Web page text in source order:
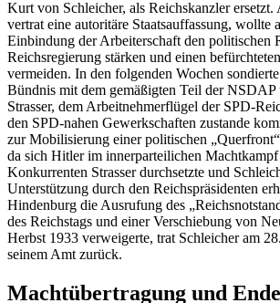
Kurt von Schleicher, als Reichskanzler ersetzt.
vertrat eine autoritäre Staatsauffassung, wollte
Einbindung der Arbeiterschaft den politischen
Reichsregierung stärken und einen
vermeiden. In den folgenden Wochen
Bündnis mit dem gemäßigten Teil der NSDAP
Strasser, dem Arbeitnehmerflügel der SPD-
den SPD-nahen Gewerkschaften zustande
zur Mobilisierung einer politischen
da sich Hitler im innerparteilichen Machtkampf
Konkurrenten Strasser durchsetzte und
Unterstützung durch den Reichspräsidenten
Hindenburg die Ausrufung des
des Reichstags und einer Verschiebung von
Herbst 1933 verweigerte, trat Schleicher am
seinem Amt zurück.
Machtübertragung und